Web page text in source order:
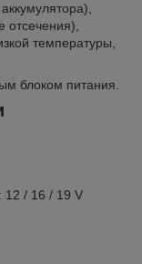
отсечения),
температуры,
блоком питания.
12 / 16 / 19 V